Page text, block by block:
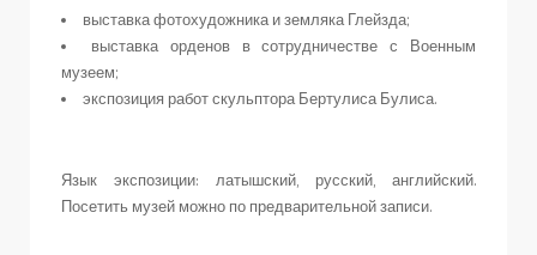
выставка фотохудожника и земляка Глейзда;
выставка орденов в сотрудничестве с Военным
музеем;
экспозиция работ скульптора Бертулиса Булиса.
Язык экспозиции: латышский, русский, английский.
Посетить музей можно по предварительной записи.